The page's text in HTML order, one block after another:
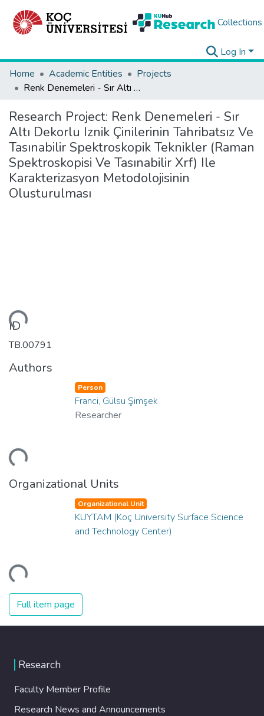
Collections
Log In
Home
Academic Entities
Projects
Renk Denemeleri - Sır Altı Dekorlu Iznik Çinilerinin Tahribatsız Ve Tasınabilir Spektroskopik Teknikler (Raman Spektroskopisi Ve Tasınabilir Xrf) Ile Karakterizasyon Metodolojisinin Olusturulması
Research Project: Renk Denemeleri - Sır
Altı Dekorlu Iznik Çinilerinin Tahribatsız Ve
Tasınabilir Spektroskopik Teknikler (Raman
Spektroskopisi Ve Tasınabilir Xrf) Ile
Karakterizasyon Metodolojisinin
Olusturulması
ID
TB.00791
Authors
Person
Franci, Gülsu Şimşek
Researcher
Organizational Units
Organizational Unit
KUYTAM (Koç University Surface Science
and Technology Center)
Full item page
Research
Faculty Member Profile
Research News and Announcements